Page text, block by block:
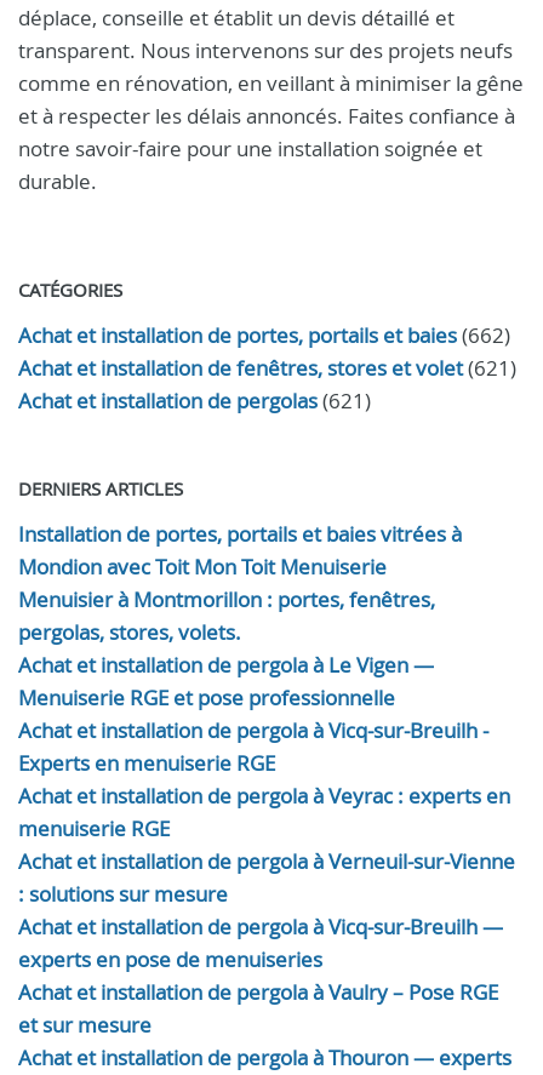
déplace, conseille et établit un devis détaillé et
transparent. Nous intervenons sur des projets neufs
comme en rénovation, en veillant à minimiser la gêne
et à respecter les délais annoncés. Faites confiance à
notre savoir-faire pour une installation soignée et
durable.
CATÉGORIES
Achat et installation de portes, portails et baies(662)
Achat et installation de fenêtres, stores et volet(621)
Achat et installation de pergolas(621)
DERNIERS ARTICLES
Installation de portes, portails et baies vitrées à
Mondion avec Toit Mon Toit Menuiserie
Menuisier à Montmorillon : portes, fenêtres,
pergolas, stores, volets.
Achat et installation de pergola à Le Vigen —
Menuiserie RGE et pose professionnelle
Achat et installation de pergola à Vicq-sur-Breuilh -
Experts en menuiserie RGE
Achat et installation de pergola à Veyrac : experts en
menuiserie RGE
Achat et installation de pergola à Verneuil-sur-Vienne
: solutions sur mesure
Achat et installation de pergola à Vicq-sur-Breuilh —
experts en pose de menuiseries
Achat et installation de pergola à Vaulry – Pose RGE
et sur mesure
Achat et installation de pergola à Thouron — experts